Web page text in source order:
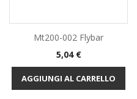
Mt200-002 Flybar
Prezzo
5,04 €
AGGIUNGI AL CARRELLO